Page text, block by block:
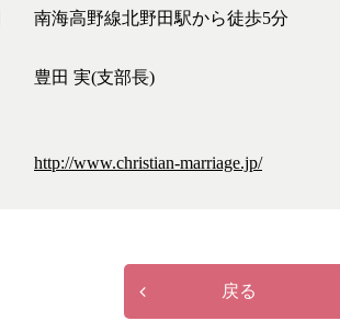
南海高野線北野田駅から徒歩5分
豊田 実(支部長)
http://www.christian-marriage.jp/
戻る